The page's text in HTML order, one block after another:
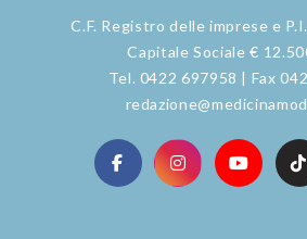
C.F. Registro delle imprese e
Capitale Sociale €
Tel. 0422 697958 | Fax